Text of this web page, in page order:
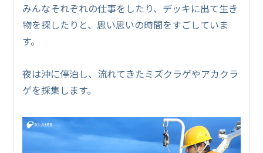
みんなそれぞれの仕事をしたり、デッキに出て生き
物を探したりと、思い思いの時間をすごしていま
す。
夜は沖に停泊し、流れてきたミズクラゲやアカクラ
ゲを採集します。